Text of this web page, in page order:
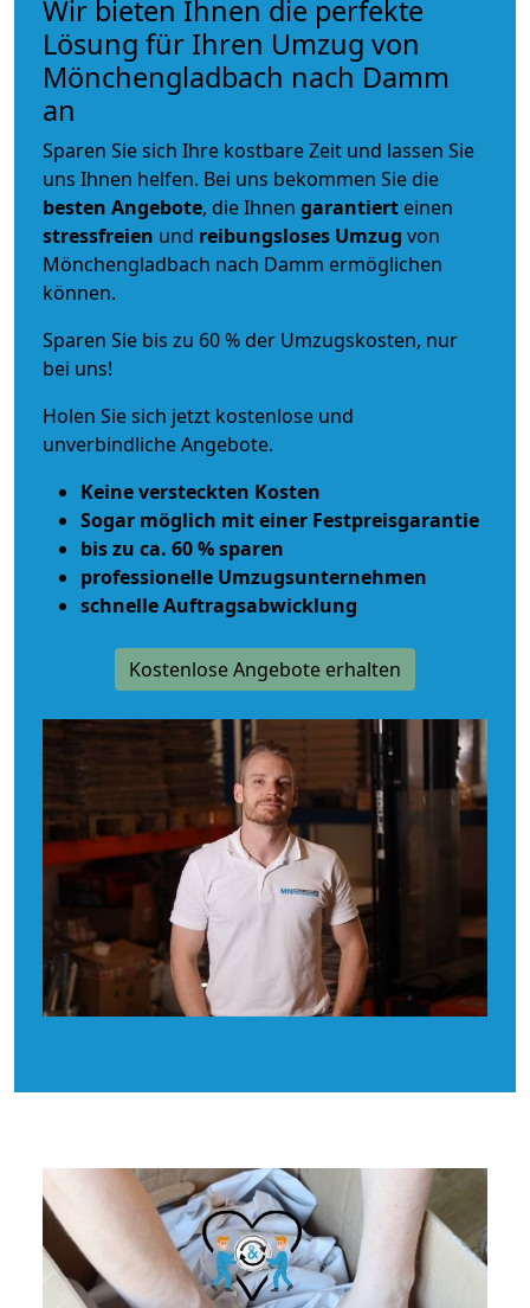
Wir bieten Ihnen die perfekte
Lösung für Ihren Umzug von
Mönchengladbach nach Damm
an
Sparen Sie sich Ihre kostbare Zeit und lassen Sie
uns Ihnen helfen. Bei uns bekommen Sie die
besten Angebote, die Ihnen garantiert einen
stressfreien und reibungsloses Umzug von
Mönchengladbach nach Damm ermöglichen
können.
Sparen Sie bis zu 60 % der Umzugskosten, nur
bei uns!
Holen Sie sich jetzt kostenlose und
unverbindliche Angebote.
Keine versteckten Kosten
Sogar möglich mit einer Festpreisgarantie
bis zu ca. 60 % sparen
professionelle Umzugsunternehmen
schnelle Auftragsabwicklung
Kostenlose Angebote erhalten